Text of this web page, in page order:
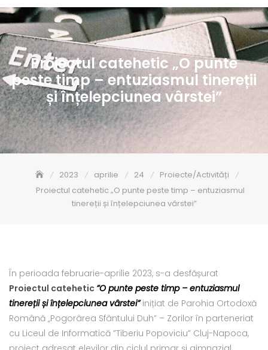
Proiectul catehetic „O punte
peste timp – entuziasmul tinereții
și înțelepciunea vârstei”
2023 aprilie 24
Proiecte/Activități
Proiectul catehetic „O punte peste timp – entuziasmul
tinereții și înțelepciunea vârstei”
În perioada februarie-aprilie 2023, s-a desfășurat
Proiectul catehetic ”O punte peste timp – entuziasmul
tinereții și înțelepciunea vârstei”inițiat de Parohia Ortodoxă
Română „Pogorârea Sfântului Duh” – Zorilor în parteneriat
cu Liceul de Informatică ”Tiberiu Popoviciu” Cluj-Napoca,